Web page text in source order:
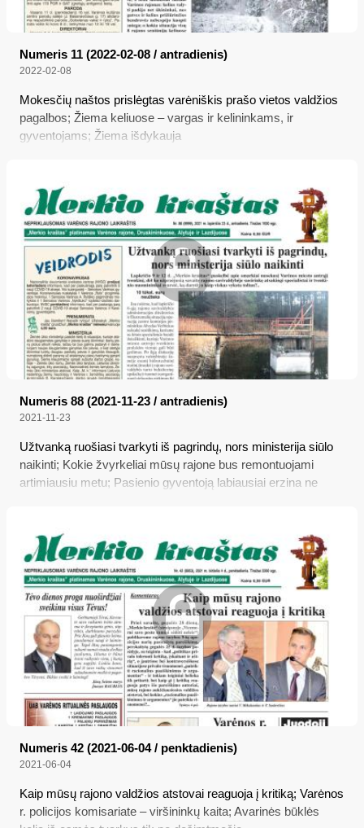
Numeris 11 (2022-02-08 / antradienis)
2022-02-08
Mokesčių naštos prislėgtas varėniškis prašo vietos valdžios
pagalbos; Žiema keliuose – vargas ir kelininkams, ir
gyventojams; Žiema išdykauja
Numeris 88 (2021-11-23 / antradienis)
2021-11-23
Užtvanką ruošiasi tvarkyti iš pagrindų, nors ministerija siūlo
naikinti; Kokie žvyrkeliai mūsų rajone bus remontuojami
artimiausiu metu; Pasienio gyventoją labiausiai erzina ne
Numeris 42 (2021-06-04 / penktadienis)
2021-06-04
Kaip mūsų rajono valdžios atstovai reaguoja į kritiką; Varėnos
r. policijos komisariate – viršininkų kaita; Avarinės būklės